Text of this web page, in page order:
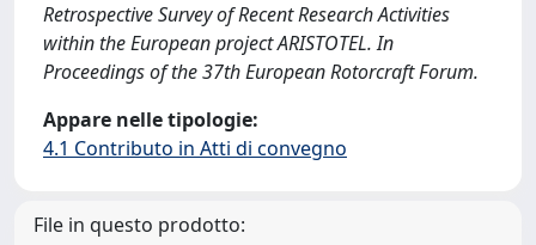
Retrospective Survey of Recent Research Activities
within the European project ARISTOTEL. In
Proceedings of the 37th European Rotorcraft Forum.
Appare nelle tipologie:
4.1 Contributo in Atti di convegno
File in questo prodotto: